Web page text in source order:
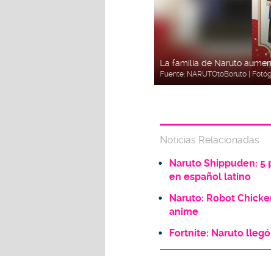
La familia de Naruto
Fuente: NARUTOtoBoruto |
Noticias Relacionadas
Naruto Shippuden:
en español latino
Naruto: Robot
anime
Fortnite: Naruto